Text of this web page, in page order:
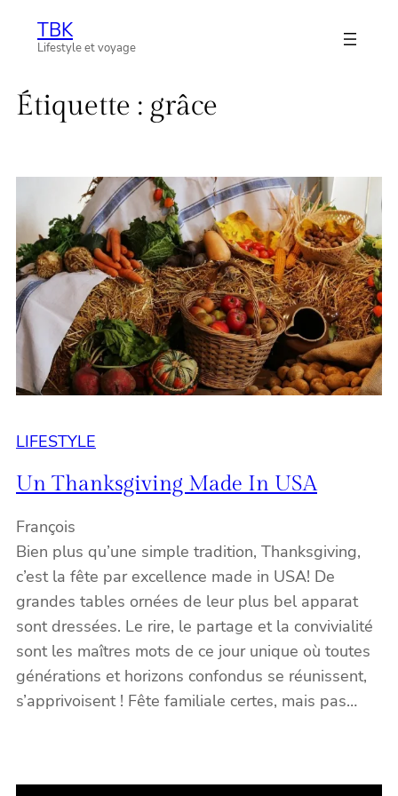
AllerTBK
Lifestyle et voyage
Étiquette : grâce
LIFESTYLE
Un Thanksgiving Made In USA
François
Bien plus qu’une simple tradition, Thanksgiving,
c’est la fête par excellence made in USA! De
grandes tables ornées de leur plus bel apparat
sont dressées. Le rire, le partage et la convivialité
sont les maîtres mots de ce jour unique où toutes
générations et horizons confondus se réunissent,
s’apprivoisent ! Fête familiale certes, mais pas…